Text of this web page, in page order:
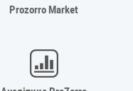
Prozorro Market